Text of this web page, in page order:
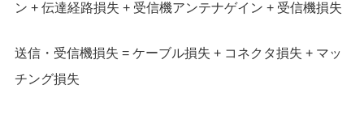
ン + 伝達経路損失 + 受信機アンテナゲイン + 受信機損失
送信・受信機損失 = ケーブル損失 + コネクタ損失 + マッ
チング損失